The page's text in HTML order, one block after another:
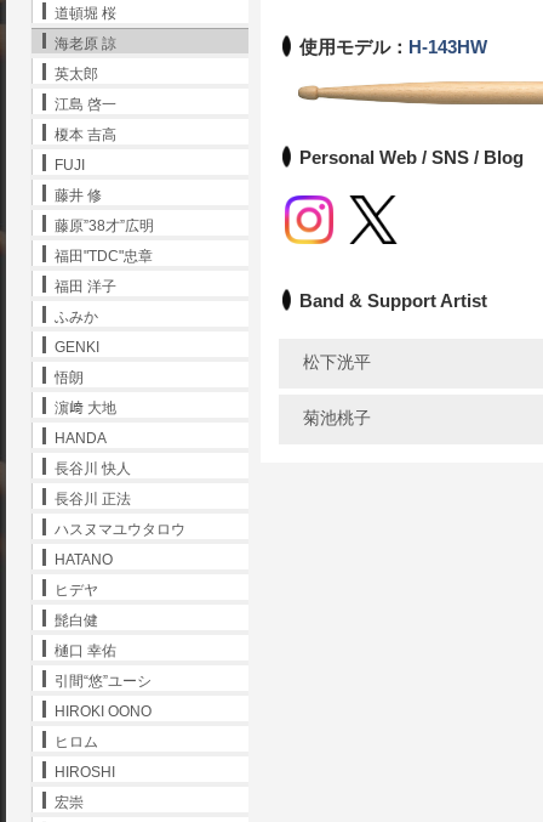
使用モデル： H-143HW
Personal Web / SNS / Blog
Band & Support Artist
松下洸平
菊池桃子
道頓堀 桜
海老原 諒
英太郎
江島 啓一
榎本 吉高
FUJI
藤井 修
藤原”38才”広明
福田"TDC"忠章
福田 洋子
ふみか
GENKI
悟朗
濵﨑 大地
HANDA
長谷川 快人
長谷川 正法
ハスヌマユウタロウ
HATANO
ヒデヤ
髭白健
樋口 幸佑
引間“悠”ユーシ
HIROKI OONO
ヒロム
HIROSHI
宏崇